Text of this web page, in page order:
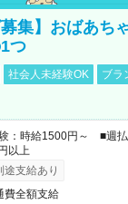
募集】おばあち
つ
社会人未経験OK
ブラ
：時給1500円～ ■週
以上
途支給あり
費全額支給